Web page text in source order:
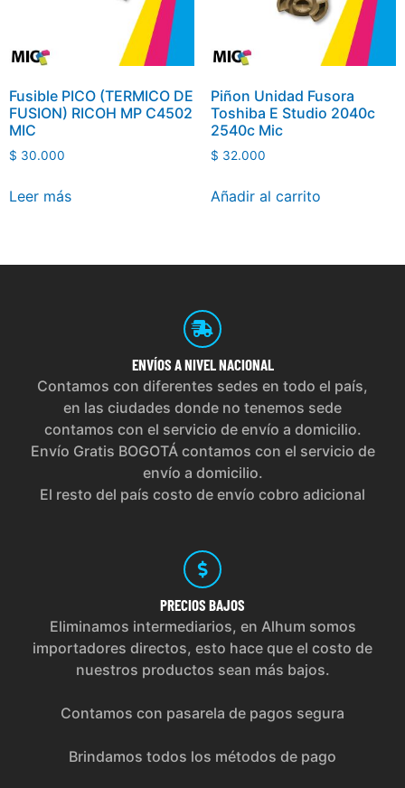
Fusible PICO (TERMICO DE
FUSION) RICOH MP C4502
MIC
$ 30.000
Leer más
Piñon Unidad Fusora
Toshiba E Studio 2040c
2540c Mic
$ 32.000
Añadir al carrito
ENVÍOS A NIVEL NACIONAL
Contamos con diferentes sedes en todo el país,
en las ciudades donde no tenemos sede
contamos con el servicio de envío a domicilio.
Envío Gratis BOGOTÁ contamos con el servicio de
envío a domicilio.
El resto del país costo de envío cobro adicional
PRECIOS BAJOS
Eliminamos intermediarios, en Alhum somos
importadores directos, esto hace que el costo de
nuestros productos sean más bajos.
Contamos con pasarela de pagos segura
Brindamos todos los métodos de pago